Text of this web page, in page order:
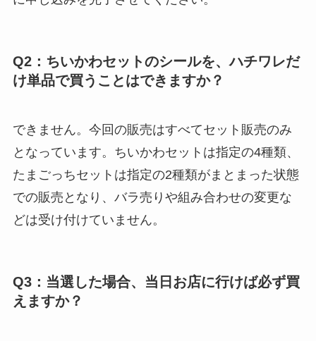
Q2：ちいかわセットのシールを、ハチワレだ
け単品で買うことはできますか？
できません。今回の販売はすべてセット販売のみ
となっています。ちいかわセットは指定の4種類、
たまごっちセットは指定の2種類がまとまった状態
での販売となり、バラ売りや組み合わせの変更な
どは受け付けていません。
Q3：当選した場合、当日お店に行けば必ず買
えますか？